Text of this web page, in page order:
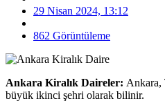
29 Nisan 2024, 13:12
862 Görüntüleme
Ankara Kiralık Daireler: Ankara,
büyük ikinci şehri olarak bilinir.